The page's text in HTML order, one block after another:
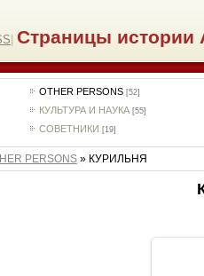
Страницы истории
OTHER PERSONS [52]
КУЛЬТУРА И НАУКА [55]
СОВЕТНИКИ [19]
PERSONS» КУРИЛЬНЯ